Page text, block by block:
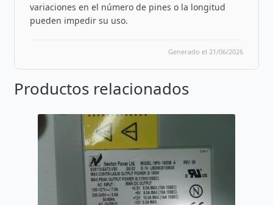
variaciones en el número de pines o la longitud
pueden impedir su uso.
Generado el 21/06/2026
Productos relacionados